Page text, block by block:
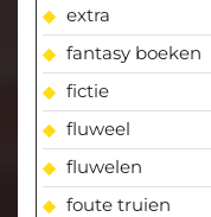
extra
fantasy boeken
fictie
fluweel
fluwelen
foute truien